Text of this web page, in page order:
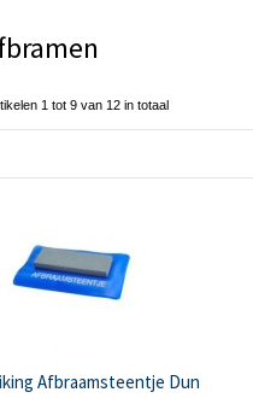
1 tot 9 van 12 in totaal
Afbraamsteentje Dun